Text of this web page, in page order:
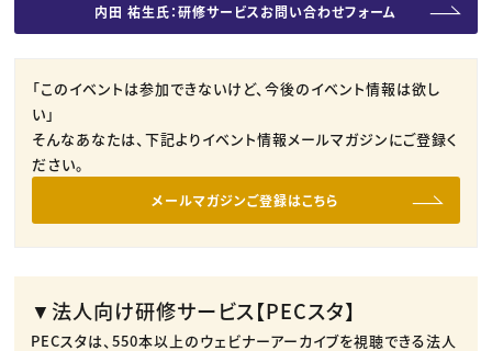
内田 祐生氏：研修サービスお問い合わせフォーム
「このイベントは参加できないけど、今後のイベント情報は欲し
い」
そんなあなたは、下記よりイベント情報メールマガジンにご登録く
ださい。
メールマガジンご登録はこちら
▼法人向け研修サービス【PECスタ】
PECスタは、550本以上のウェビナーアーカイブを視聴できる法人